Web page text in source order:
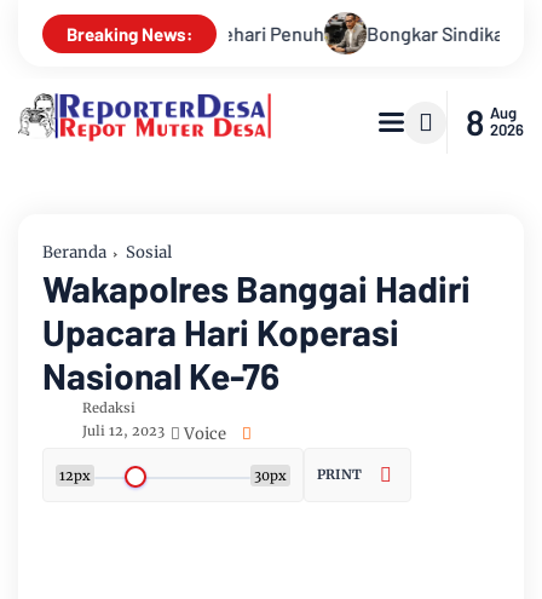
Breaking News:
Sehari Penuh Bongkar Sindikat Buzzer Penyebar
8 Aug
2026
Beranda Sosial
Wakapolres Banggai Hadiri
Upacara Hari Koperasi
Nasional Ke-76
Redaksi
Juli 12, 2023
Voice
12px 30px PRINT